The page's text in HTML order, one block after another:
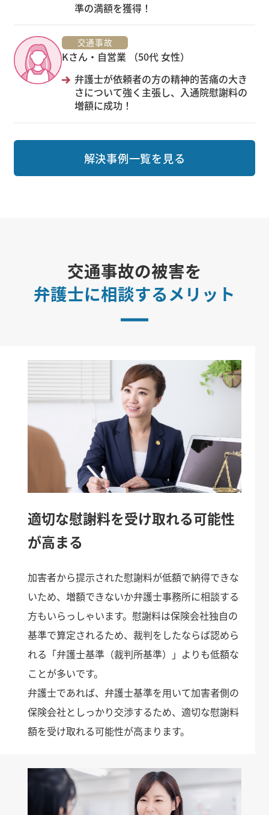
準の満額を獲得！
交通事故
Kさん・自営業 （50代 女性）
弁護士が依頼者の方の精神的苦痛の大き
さについて強く主張し、入通院慰謝料の
増額に成功！
解決事例一覧を見る
交通事故の被害を
弁護士に相談するメリット
適切な慰謝料を受け取れる可能性
が高まる
加害者から提示された慰謝料が低額で納得できな
いため、増額できないか弁護士事務所に相談する
方もいらっしゃいます。慰謝料は保険会社独自の
基準で算定されるため、裁判をしたならば認めら
れる「弁護士基準（裁判所基準）」よりも低額な
ことが多いです。
弁護士であれば、弁護士基準を用いて加害者側の
保険会社としっかり交渉するため、適切な慰謝料
額を受け取れる可能性が高まります。